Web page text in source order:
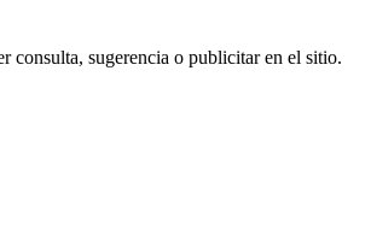
consulta, sugerencia o publicitar en el sitio.